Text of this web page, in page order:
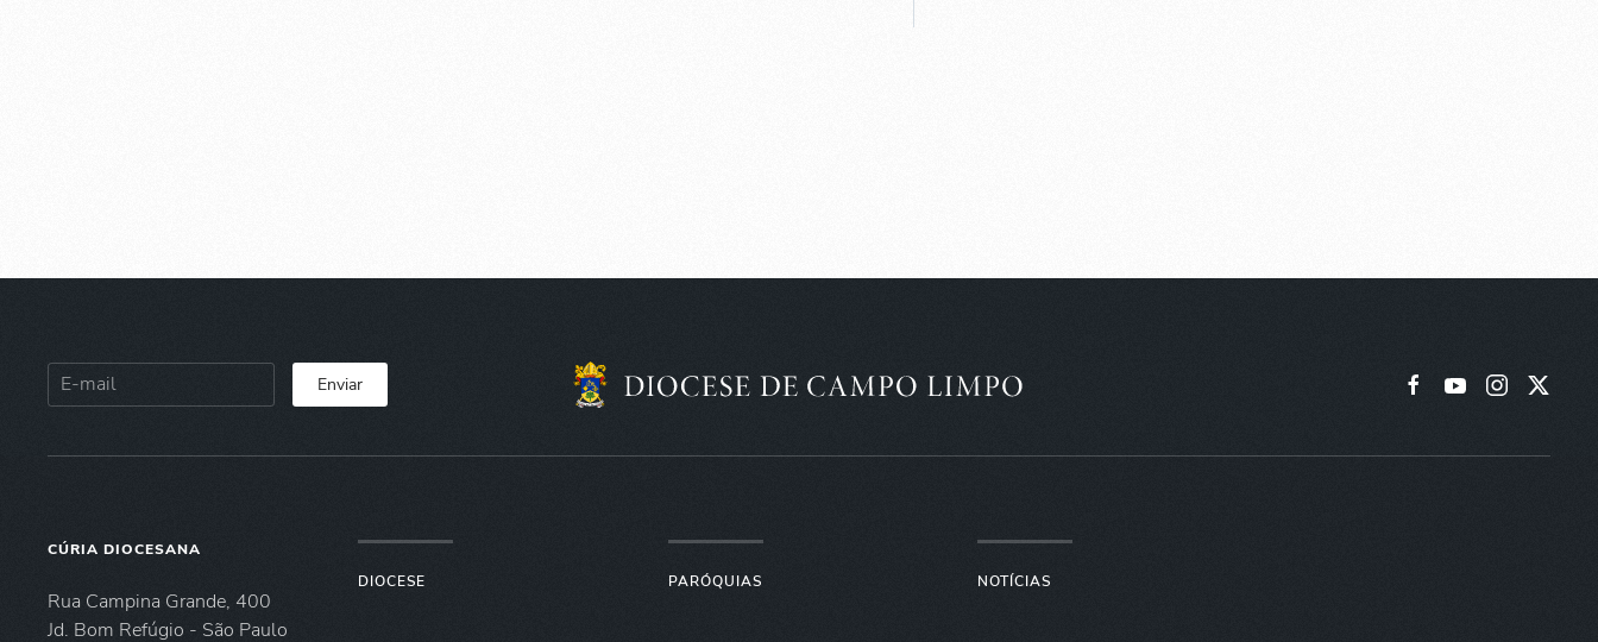
Enviar
CÚRIA DIOCESANA
Rua Campina Grande, 400
Jd. Bom Refúgio - São Paulo
DIOCESE PARÓQUIAS NOTÍCIAS